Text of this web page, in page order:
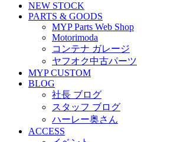
NEW STOCK
PARTS & GOODS
MYP Parts Web Shop
Motorimoda
コンテナ ガレージ
ヤフオク中古パーツ
MYP CUSTOM
BLOG
社長 ブログ
スタッフ ブログ
ハーレー奥さん
ACCESS